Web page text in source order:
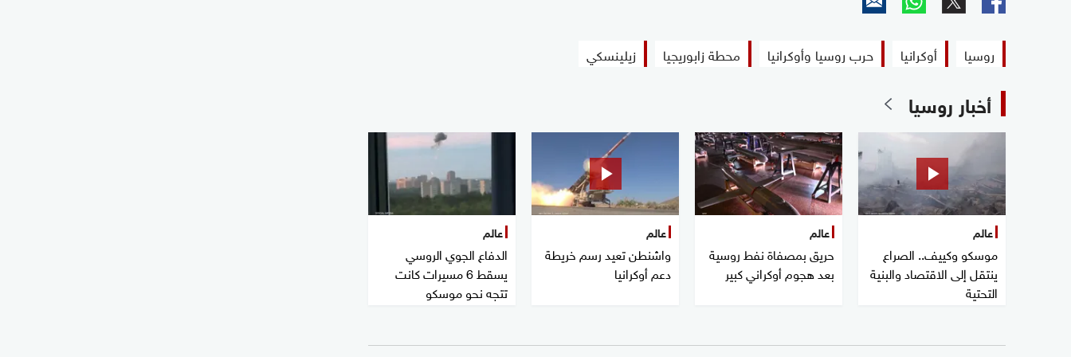
روسيا أوكرانيا حرب روسيا وأوكرانيا محطة زابوريجيا زيلينسكي
أخبار روسيا
عالم
موسكو وكييف.. الصراع
ينتقل إلى الاقتصاد والبنية
التحتية
عالم
حريق بمصفاة نفط روسية
بعد هجوم أوكراني كبير
عالم
واشنطن تعيد رسم خريطة
دعم أوكرانيا
عالم
الدفاع الجوي الروسي
يسقط 6 مسيرات كانت
تتجه نحو موسكو